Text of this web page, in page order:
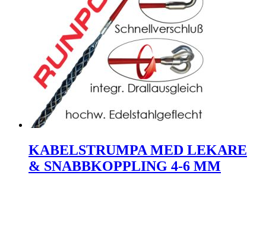
KABELSTRUMPA MED LEKARE
& SNABBKOPPLING 4-6 MM